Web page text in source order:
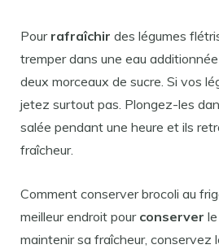
Pour rafraîchir des légumes
tremper dans une eau
deux morceaux de sucre. Si vos
jetez surtout pas. Plongez-les
salée pendant une heure et ils
fraîcheur.
Comment conserver brocoli au
meilleur endroit pour conserver le
maintenir sa fraîcheur, conservez